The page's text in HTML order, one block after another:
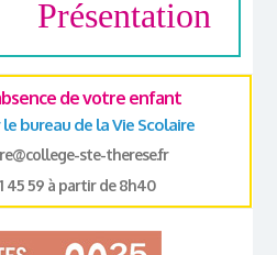
Présentation
de votre enfant
bureau de la Vie Scolaire
ste-therese.fr
45 59 à partir de 8h40